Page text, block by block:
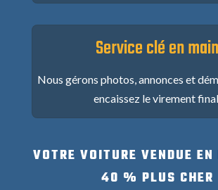
Service clé en main
Nous gérons photos, annonces et
encaissez le virement
VOTRE VOITURE VENDUE EN
40 % PLUS CHER